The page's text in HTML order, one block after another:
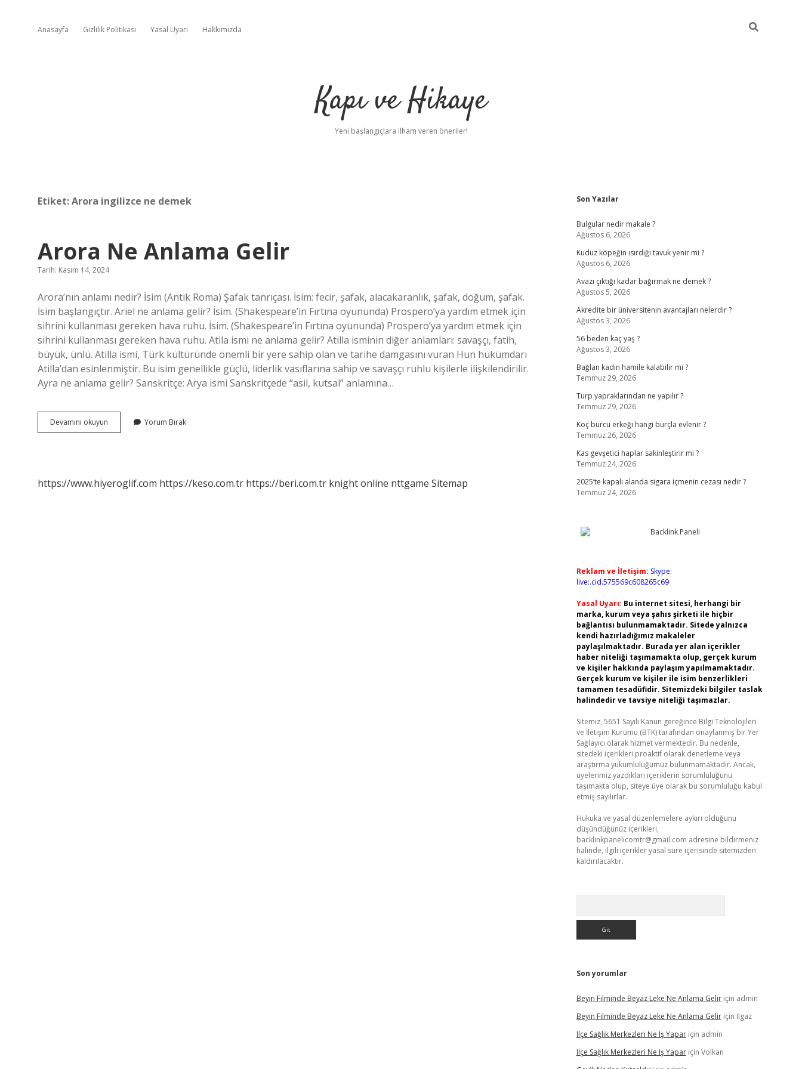
Anasayfa Gizlilik Politikası Yasal Uyarı Hakkımızda
Kapı ve Hikaye
Yeni başlangıçlara ilham veren öneriler!
Etiket:Arora ingilizce ne demek
Arora Ne Anlama Gelir
Tarih: Kasım 14, 2024
Arora’nın anlamı nedir? İsim (Antik Roma) Şafak tanrıçası. İsim: fecir, şafak, alacakaranlık, şafak, doğum, şafak.
İsim başlangıçtır. Ariel ne anlama gelir? İsim. (Shakespeare’in Fırtına oyununda) Prospero’ya yardım etmek için
sihrini kullanması gereken hava ruhu. İsim. (Shakespeare’in Fırtına oyununda) Prospero’ya yardım etmek için
sihrini kullanması gereken hava ruhu. Atila ismi ne anlama gelir? Atilla isminin diğer anlamları: savaşçı, fatih,
büyük, ünlü. Atilla ismi, Türk kültüründe önemli bir yere sahip olan ve tarihe damgasını vuran Hun hükümdarı
Atilla’dan esinlenmiştir. Bu isim genellikle güçlü, liderlik vasıflarına sahip ve savaşçı ruhlu kişilerle ilişkilendirilir.
Ayra ne anlama gelir? Sanskritçe: Arya ismi Sanskritçede “asil, kutsal” anlamına…
Devamını okuyun
Ne
Yorum Bırak
https://www.hiyeroglif.com https://keso.com.tr https://beri.com.tr knight online nttgame Sitemap
Sidebar
Son Yazılar
Bulgular nedir makale ?
Ağustos 6, 2026
Kuduz köpeğin ısırdığı tavuk yenir mi ?
Ağustos 6, 2026
Avazı çıktığı kadar bağırmak ne demek ?
Ağustos 5, 2026
Akredite bir üniversitenin avantajları nelerdir ?
Ağustos 3, 2026
56 beden kaç yaş ?
Ağustos 3, 2026
Bağlan kadın hamile kalabilir mi ?
Temmuz 29, 2026
Turp yapraklarından ne yapılır ?
Temmuz 29, 2026
Koç burcu erkeği hangi burçla evlenir ?
Temmuz 26, 2026
Kas gevşetici haplar sakinleştirir mi ?
Temmuz 24, 2026
2025’te kapalı alanda sigara içmenin cezası nedir ?
Temmuz 24, 2026
Reklam ve İletişim: Skype:
live:.cid.575569c608265c69
Yasal Uyarı: Bu internet sitesi, herhangi bir
marka, kurum veya şahıs şirketi ile hiçbir
bağlantısı bulunmamaktadır. Sitede yalnızca
kendi hazırladığımız makaleler
paylaşılmaktadır. Burada yer alan içerikler
haber niteliği taşımamakta olup, gerçek kurum
ve kişiler hakkında paylaşım yapılmamaktadır.
Gerçek kurum ve kişiler ile isim benzerlikleri
tamamen tesadüfidir. Sitemizdeki bilgiler taslak
halindedir ve tavsiye niteliği taşımazlar.
Sitemiz, 5651 Sayılı Kanun gereğince Bilgi Teknolojileri
ve İletişim Kurumu (BTK) tarafından onaylanmış bir Yer
Sağlayıcı olarak hizmet vermektedir. Bu nedenle,
sitedeki içerikleri proaktif olarak denetleme veya
araştırma yükümlülüğümüz bulunmamaktadır. Ancak,
üyelerimiz yazdıkları içeriklerin sorumluluğunu
taşımakta olup, siteye üye olarak bu sorumluluğu kabul
etmiş sayılırlar.
Hukuka ve yasal düzenlemelere aykırı olduğunu
düşündüğünüz içerikleri,
backlinkpanelicomtr@gmail.com adresine bildirmeniz
halinde, ilgili içerikler yasal süre içerisinde sitemizden
kaldırılacaktır.
Son yorumlar
Beyin Filminde Beyaz Leke Ne Anlama Geliriçin admin
Beyin Filminde Beyaz Leke Ne Anlama Geliriçin Ilgaz
Ilçe Sağlık Merkezleri Ne Iş Yapariçin admin
Ilçe Sağlık Merkezleri Ne Iş Yapariçin Volkan